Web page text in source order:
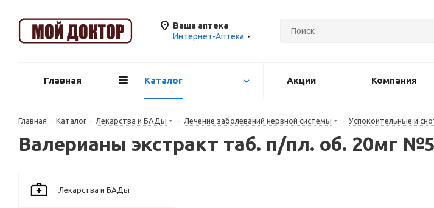
Ваша аптека
Интернет-Аптека
Главная Каталог Акции Компания
Главная - Каталог - Лекарства и БАДы - Лечение заболеваний нервной системы - Успокоительные и
Валерианы экстракт таб. п/пл. об. 20мг
Лекарства и БАДы